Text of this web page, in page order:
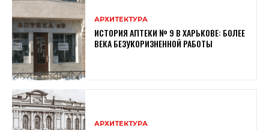
АРХИТЕКТУРА
ИСТОРИЯ АПТЕКИ № 9 В ХАРЬКОВЕ: БОЛЕЕ
ВЕКА БЕЗУКОРИЗНЕННОЙ РАБОТЫ
АРХИТЕКТУРА